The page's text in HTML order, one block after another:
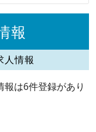
報
人情報
は6件登録があり